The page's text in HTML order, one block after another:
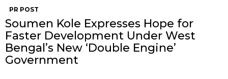
PR POST
Soumen Kole Expresses Hope for
Faster Development Under West
Bengal’s New ‘Double Engine’
Government